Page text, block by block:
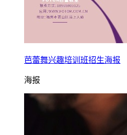
芭蕾舞兴趣培训班招生海报
海报